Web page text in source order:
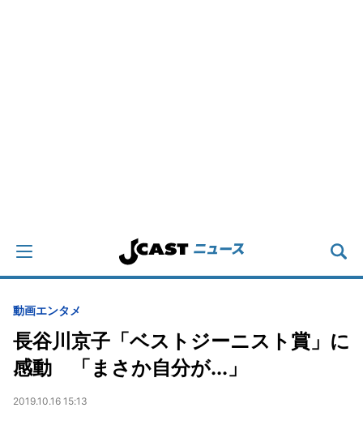
動画エンタメ
長谷川京子「ベストジーニスト賞」に
感動 「まさか自分が...」
2019.10.16 15:13